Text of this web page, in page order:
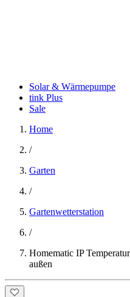
Solar & Wärmepumpe
tink Plus
Sale
Home
/
Garten
/
Gartenwetterstation
/
Homematic IP
außen